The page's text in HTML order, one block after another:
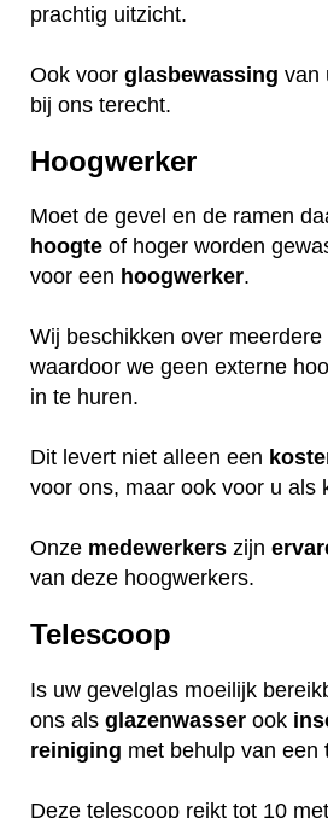
prachtig uitzicht.
Ook voor glasbewassing van
bij ons terecht.
Hoogwerker
Moet de gevel en de ramen
hoogte of hoger worden
voor een hoogwerker.
Wij beschikken over
waardoor we geen externe
in te huren.
Dit levert niet alleen een
voor ons, maar ook voor u als
Onze medewerkers zijn
van deze hoogwerkers.
Telescoop
Is uw gevelglas moeilijk
ons als glazenwasser ook
reiniging met behulp van een
Deze telescoop reikt tot 10